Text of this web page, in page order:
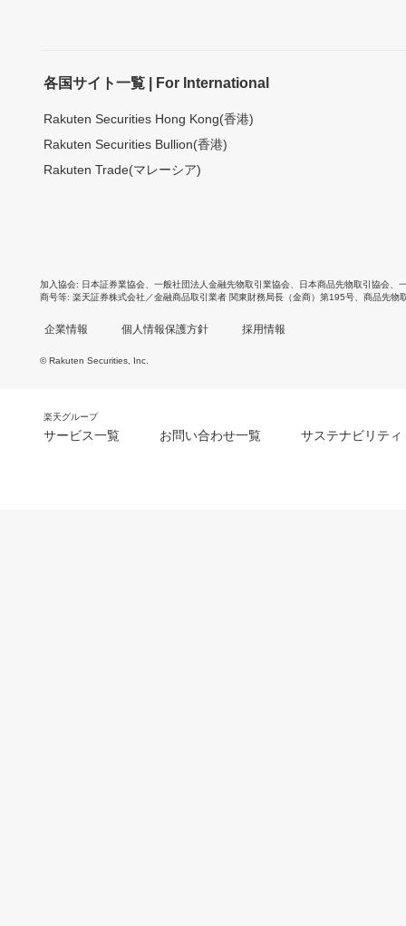
各国サイト一覧 | For International
Rakuten Securities Hong Kong(香港)
Rakuten Securities Bullion(香港)
Rakuten Trade(マレーシア)
加入協会 日本証券業協会 一般社団法人金融先物取引業協会 日本商品先物取引協会
商号等 楽天証券株式会社／金融商品取引業者 関東財務局長（金商）第195号、商品先物
企業情報 個人情報保護方針 採用情報
© Rakuten Securities, Inc.
楽天グループ
サービス一覧 お問い合わせ一覧 サステナビリティ